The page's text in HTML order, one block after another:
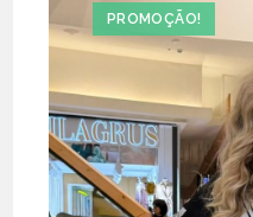
PROMOÇÃO!